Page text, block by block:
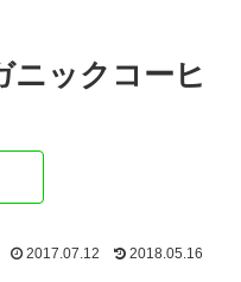
ニックコーヒ
2017.07.12 2018.05.16